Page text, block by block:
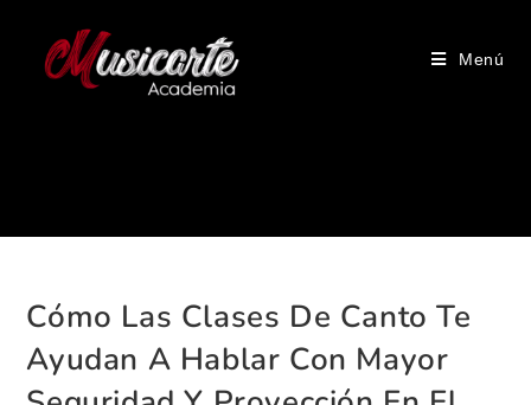
Menú
Cómo Las Clases De Canto Te
Ayudan A Hablar Con Mayor